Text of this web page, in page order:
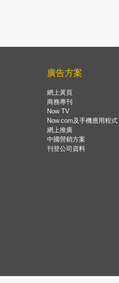
廣告方案
網上黃頁
商務專刊
Now TV
Now.com及手機應用程式
網上推廣
中國營銷方案
刊登公司資料